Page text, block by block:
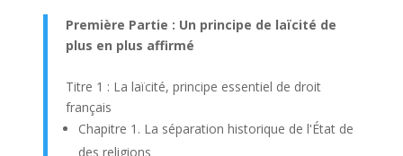
Première Partie : Un principe de laïcité de
plus en plus affirmé
Titre 1 : La laïcité, principe essentiel de droit
français
Chapitre 1. La séparation historique de l'État de
des religions